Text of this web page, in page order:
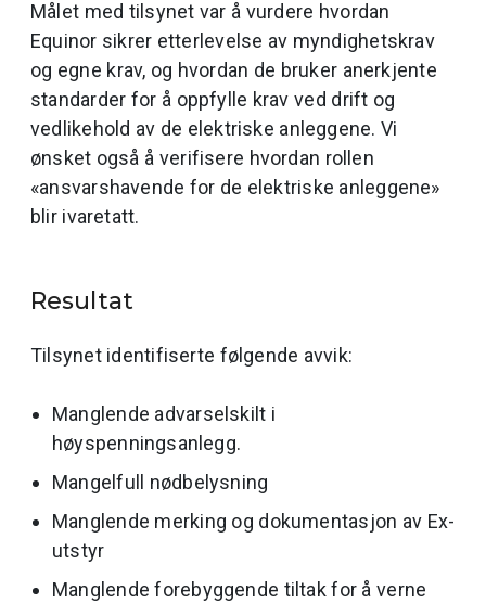
Målet med tilsynet var å vurdere hvordan
Equinor sikrer etterlevelse av myndighetskrav
og egne krav, og hvordan de bruker anerkjente
standarder for å oppfylle krav ved drift og
vedlikehold av de elektriske anleggene. Vi
ønsket også å verifisere hvordan rollen
«ansvarshavende for de elektriske anleggene»
blir ivaretatt.
Resultat
Tilsynet identifiserte følgende avvik:
Manglende advarselskilt i
høyspenningsanlegg.
Mangelfull nødbelysning
Manglende merking og dokumentasjon av Ex-
utstyr
Manglende forebyggende tiltak for å verne